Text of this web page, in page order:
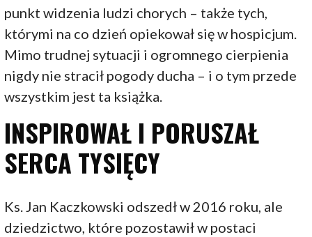
punkt widzenia ludzi chorych – także tych,
którymi na co dzień opiekował się w hospicjum.
Mimo trudnej sytuacji i ogromnego cierpienia
nigdy nie stracił pogody ducha – i o tym przede
wszystkim jest ta książka.
INSPIROWAŁ I PORUSZAŁ
SERCA TYSIĘCY
Ks. Jan Kaczkowski odszedł w 2016 roku, ale
dziedzictwo, które pozostawił w postaci